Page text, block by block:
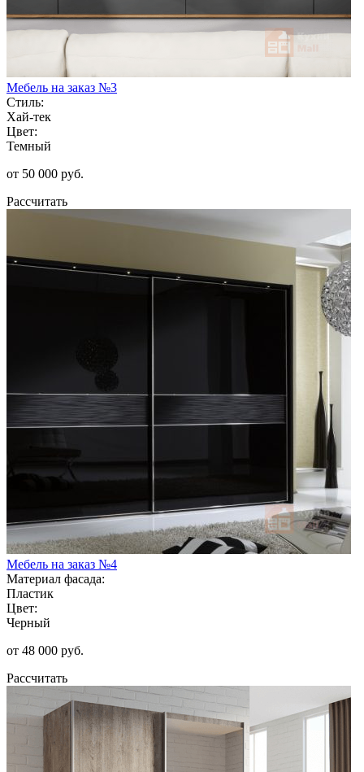
Мебель на заказ №3
Стиль:
Хай-тек
Цвет:
Темный
от 50 000 руб.
Рассчитать
Мебель на заказ №4
Материал фасада:
Пластик
Цвет:
Черный
от 48 000 руб.
Рассчитать